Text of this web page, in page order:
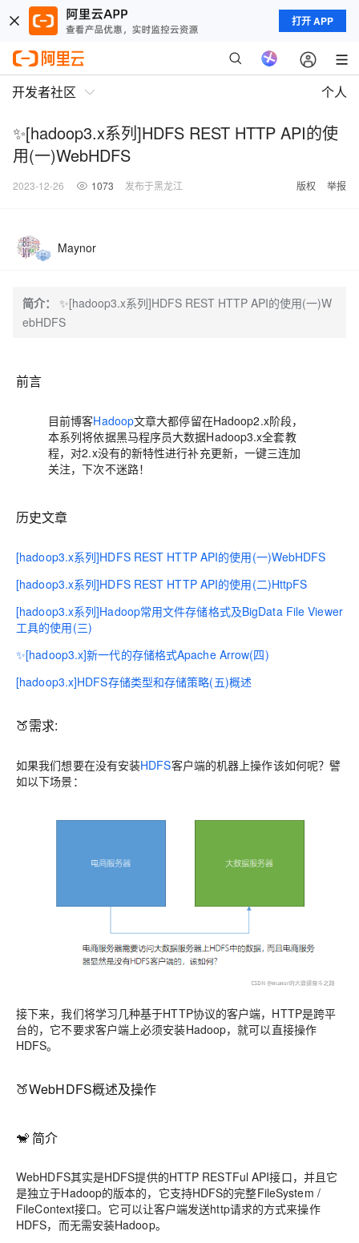
打开 APP
开发者社区 个人
✨[hadoop3.x系列]HDFS REST HTTP API的使
用(一)WebHDFS
2023-12-26 1073 发布于黑龙江 版权 举报
Maynor
简介：
✨[hadoop3.x系列]HDFS REST HTTP API的使用(一)W
ebHDFS
前言
目前博客Hadoop文章大都停留在Hadoop2.x阶段，
本系列将依据黑马程序员大数据Hadoop3.x全套教
程，对2.x没有的新特性进行补充更新，一键三连加
关注，下次不迷路！
历史文章
[hadoop3.x系列]HDFS REST HTTP API的使用(一)WebHDFS
[hadoop3.x系列]HDFS REST HTTP API的使用(二)HttpFS
[hadoop3.x系列]Hadoop常用文件存储格式及BigData File Viewer
工具的使用(三)
✨[hadoop3.x]新一代的存储格式Apache Arrow(四)
[hadoop3.x]HDFS存储类型和存储策略(五)概述
🍑需求:
如果我们想要在没有安装HDFS客户端的机器上操作该如何呢？譬
如以下场景：
接下来，我们将学习几种基于HTTP协议的客户端，HTTP是跨平
台的，它不要求客户端上必须安装Hadoop，就可以直接操作
HDFS。
🍑WebHDFS概述及操作
🐒 简介
WebHDFS其实是HDFS提供的HTTP RESTFul API接口，并且它
是独立于Hadoop的版本的，它支持HDFS的完整FileSystem /
FileContext接口。它可以让客户端发送http请求的方式来操作
HDFS，而无需安装Hadoop。